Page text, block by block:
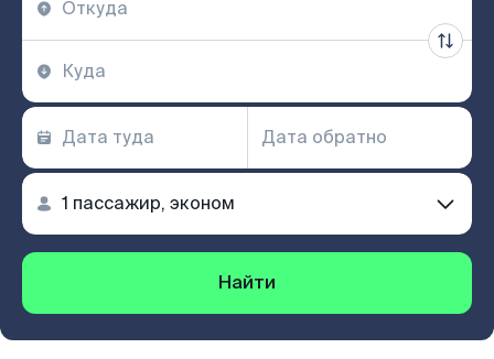
Найти